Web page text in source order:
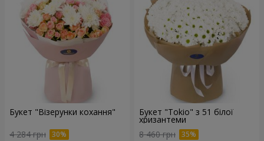
Букет "Візерунки кохання"
4 284 грн
Букет "Tokio" з 51 білої
хризантеми
8 460 грн